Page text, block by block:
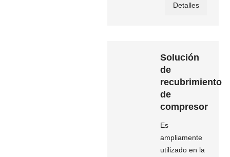
Detalles
Solución
de
recubrimiento
de
compresor
Es
ampliamente
utilizado en la